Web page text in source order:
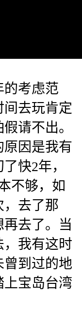
的考虑范
间去玩肯定
请不出。
因是我有
快2年，
不够，如
，去了那
去了。当
，我有这时
曾到过的地
宝岛台湾